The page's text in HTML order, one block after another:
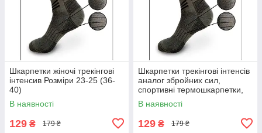
Шкарпетки жіночі трекінгові
інтенсив Розміри 23-25 (36-
40)
В наявності
129 ₴ 179 ₴
Шкарпетки трекінгові інтенсів
аналог збройних сил,
спортивні термошкарпетки,
36-40(23-25),39-41,41-47(27-
31)р-р
В наявності
129 ₴ 179 ₴